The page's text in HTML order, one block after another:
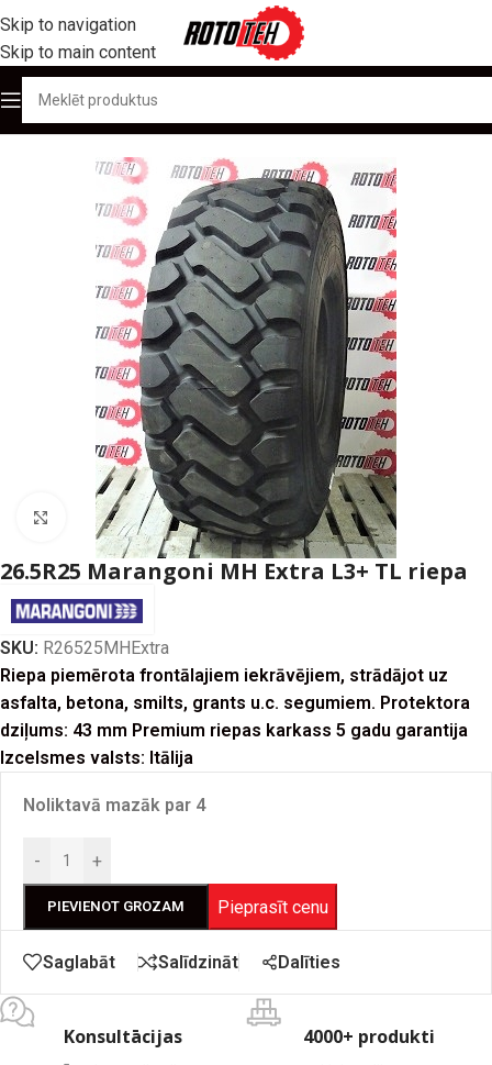
Skip to navigation
Skip to main content
Sākums/Produktu katalogs
Click to enlarge
26.5R25 Marangoni MH Extra L3+ TL riepa
SKU: R26525MHExtra
Riepa piemērota frontālajiem iekrāvējiem, strādājot uz
asfalta, betona, smilts, grants u.c. segumiem. Protektora
dziļums: 43 mm Premium riepas karkass 5 gadu garantija
Izcelsmes valsts: Itālija
Noliktavā mazāk par 4
- +
PIEVIENOT GROZAM Pieprasīt cenu
Saglabāt Salīdzināt Dalīties
Konsultācijas 4000+ produkti